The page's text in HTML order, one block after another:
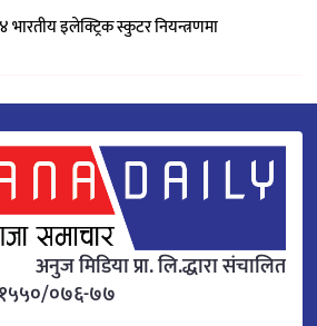
भारतीय इलेक्ट्रिक स्कुटर नियन्त्रणमा
अनुज मिडिया प्रा. लि.द्धारा संचालित
१५५०/०७६-७७